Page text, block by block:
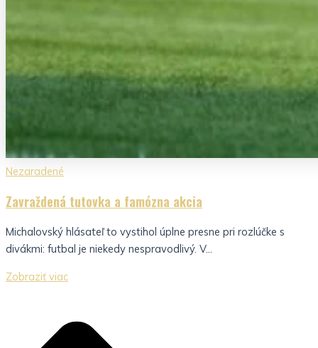
Nezaradené
Zavraždená tutovka a famózna akcia
Michalovský hlásateľ to vystihol úplne presne pri rozlúčke s
divákmi: futbal je niekedy nespravodlivý. V...
Zobraziť viac